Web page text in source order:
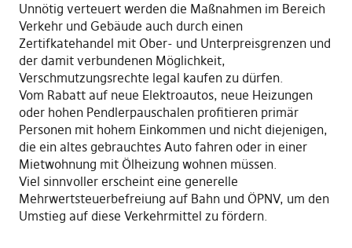
Unnötig verteuert werden die Maßnahmen im Bereich
Verkehr und Gebäude auch durch einen
Zertifkatehandel mit Ober- und Unterpreisgrenzen und
der damit verbundenen Möglichkeit,
Verschmutzungsrechte legal kaufen zu dürfen.
Vom Rabatt auf neue Elektroautos, neue Heizungen
oder hohen Pendlerpauschalen profitieren primär
Personen mit hohem Einkommen und nicht diejenigen,
die ein altes gebrauchtes Auto fahren oder in einer
Mietwohnung mit Ölheizung wohnen müssen.
Viel sinnvoller erscheint eine generelle
Mehrwertsteuerbefreiung auf Bahn und ÖPNV, um den
Umstieg auf diese Verkehrmittel zu fördern.